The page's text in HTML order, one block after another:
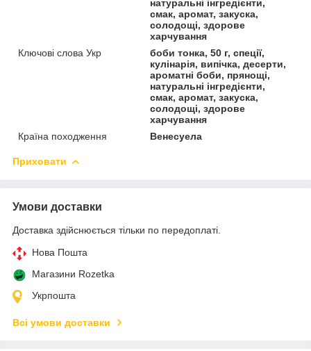
натуральні інгредієнти,
смак, аромат, закуска,
солодощі, здорове
харчування
Ключові слова Укр
боби тонка, 50 г, спеції,
кулінарія, випічка, десерти,
ароматні боби, прянощі,
натуральні інгредієнти,
смак, аромат, закуска,
солодощі, здорове
харчування
Країна походження
Венесуела
Приховати
Умови доставки
Доставка здійснюється тільки по передоплаті.
Нова Пошта
Магазини Rozetka
Укрпошта
Всі умови доставки